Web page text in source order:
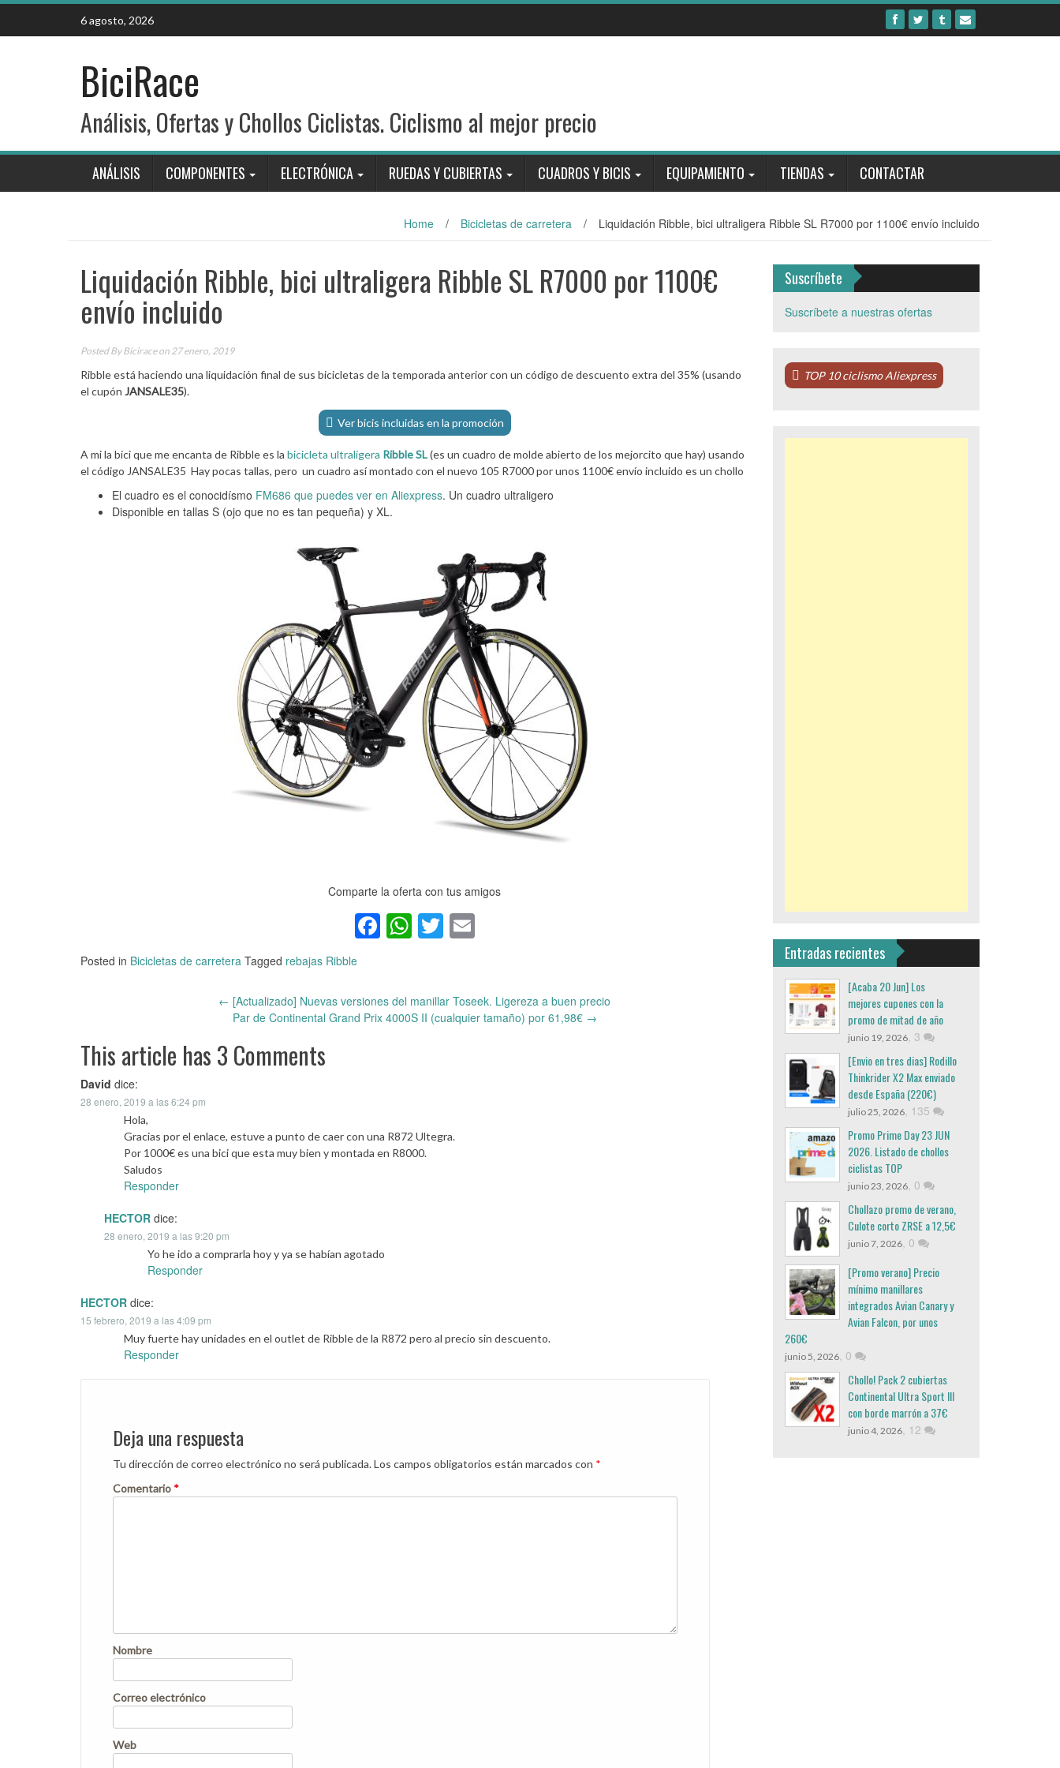
Skip
content
6 agosto, 2026
BiciRace
Análisis, Ofertas y Chollos Ciclistas. Ciclismo al mejor precio
ANÁLISIS COMPONENTES ELECTRÓNICA RUEDAS Y CUBIERTAS CUADROS Y BICIS EQUIPAMIENTO TIENDAS CONTACTAR
Home / Bicicletas de carretera / Liquidación Ribble, bici ultraligera Ribble SL R7000 por 1100€ envío incluido
Liquidación Ribble, bici ultraligera Ribble SL R7000 por 1100€
envío incluido
Posted ByBiciraceon 27 enero, 2019
Ribble está haciendo una liquidación final de sus bicicletas de la temporada anterior con un código de descuento extra del 35% (usando
el cupón JANSALE35).
Ver bicis incluidas en la promoción
A mi la bici que me encanta de Ribble es la bicicleta ultraligera Ribble SL(es un cuadro de molde abierto de los mejorcito que hay) usando
el código JANSALE35 Hay pocas tallas, pero un cuadro así montado con el nuevo 105 R7000 por unos 1100€ envío incluido es un chollo
El cuadro es el conocidísmo FM686 que puedes ver en Aliexpress. Un cuadro ultraligero
Disponible en tallas S (ojo que no es tan pequeña) y XL.
Comparte la oferta con tus amigos
Facebook
WhatsApp
Twitter
Email
Posted in Bicicletas de carretera Tagged rebajas Ribble
navigation
← [Actualizado] Nuevas versiones del manillar Toseek. Ligereza a buen precio
Par de Continental Grand Prix 4000S II (cualquier tamaño) por 61,98€ →
This article has 3 Comments
David dice:
28 enero, 2019 a las 6:24 pm
Hola,
Gracias por el enlace, estuve a punto de caer con una R872 Ultegra.
Por 1000€ es una bici que esta muy bien y montada en R8000.
Saludos
Responder
HECTOR dice:
28 enero, 2019 a las 9:20 pm
Yo he ido a comprarla hoy y ya se habían agotado
Responder
HECTOR dice:
15 febrero, 2019 a las 4:09 pm
Muy fuerte hay unidades en el outlet de Ribble de la R872 pero al precio sin descuento.
Responder
Deja una respuesta
Tu dirección de correo electrónico no será publicada.Los campos obligatorios están marcados con *
Comentario *
Nombre
Correo electrónico
Web
Suscríbete
Suscríbete a nuestras ofertas
TOP 10 ciclismo Aliexpress
Entradas recientes
[Acaba 20 Jun] Los
mejores cupones con la
promo de mitad de año
junio 19, 2026, 3
[Envio en tres dias] Rodillo
Thinkrider X2 Max enviado
desde España (220€)
julio 25, 2026, 135
Promo Prime Day 23 JUN
2026. Listado de chollos
ciclistas TOP
junio 23, 2026, 0
Chollazo promo de verano,
Culote corto ZRSE a 12,5€
junio 7, 2026, 0
[Promo verano] Precio
mínimo manillares
integrados Avian Canary y
Avian Falcon, por unos
260€
junio 5, 2026, 0
Chollo! Pack 2 cubiertas
Continental Ultra Sport III
con borde marrón a 37€
junio 4, 2026, 12